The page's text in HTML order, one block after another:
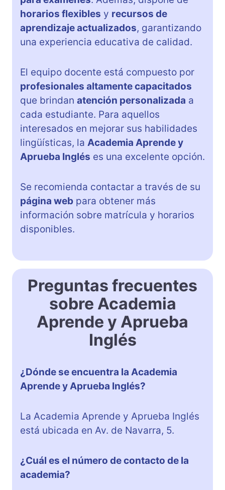
horarios flexibles y recursos de
aprendizaje actualizados, garantizando
una experiencia educativa de calidad.
El equipo docente está compuesto por
profesionales altamente capacitados
que brindan atención personalizada a
cada estudiante. Para aquellos
interesados en mejorar sus habilidades
lingüísticas, la Academia Aprende y
Aprueba Inglés es una excelente opción.
Se recomienda contactar a través de su
página web para obtener más
información sobre matrícula y horarios
disponibles.
Preguntas frecuentes
sobre Academia
Aprende y Aprueba
Inglés
¿Dónde se encuentra la Academia
Aprende y Aprueba Inglés?
La Academia Aprende y Aprueba Inglés
está ubicada en Av. de Navarra, 5.
¿Cuál es el número de contacto de la
academia?